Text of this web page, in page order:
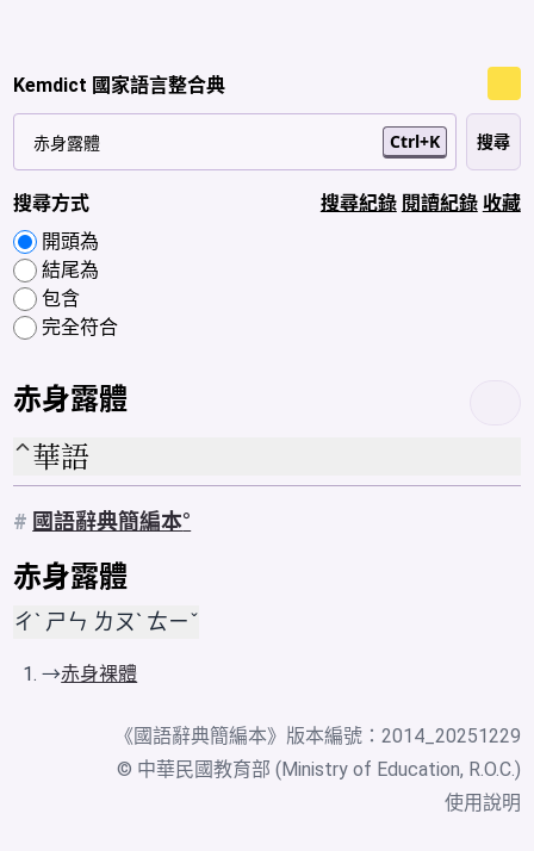
Kemdict 國家語言整合典
Ctrl+K
搜尋方式
開頭為
結尾為
包含
完全符合
搜尋紀錄 閱讀紀錄 收藏
赤身露體
華語
# 國語辭典簡編本
赤身露體
ㄔˋ ㄕㄣ ㄌㄡˋ ㄊㄧˇ
→赤身裸體
《國語辭典簡編本》版本編號：2014_20251229
© 中華民國教育部 (Ministry of Education, R.O.C.)
使用說明